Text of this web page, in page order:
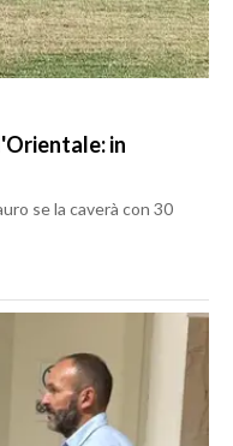
in
se la caverà con 30